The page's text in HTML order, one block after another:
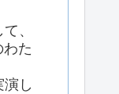
、
た
し